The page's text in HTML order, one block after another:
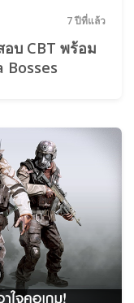
7 ปีที่แล้ว
บ CBT พร้อม
Bosses